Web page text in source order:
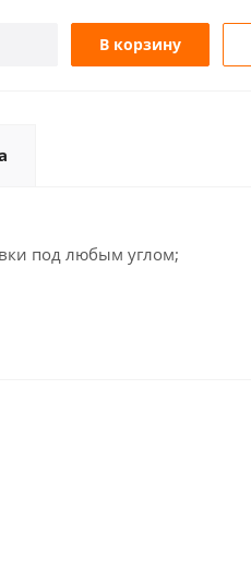
В корзину
под любым углом;